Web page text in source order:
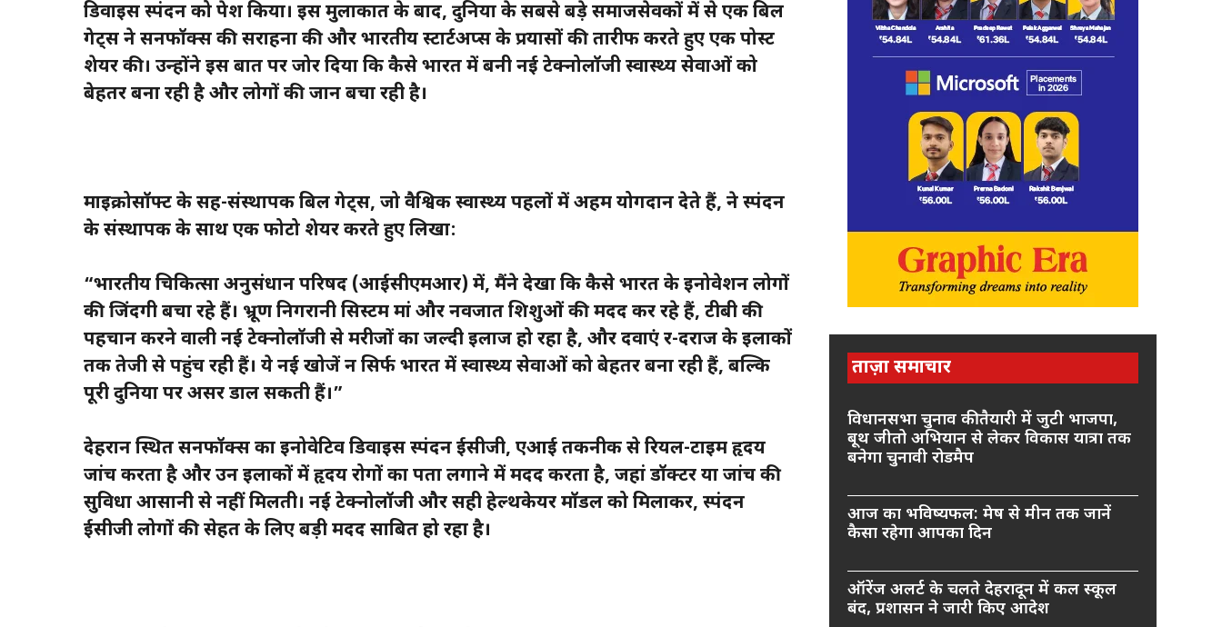
डिवाइस स्पंदन को पेश किया। इस मुलाकात के बाद, दुनिया के सबसे बड़े समाजसेवकों में से एक बिल
गेट्स ने सनफॉक्स की सराहना की और भारतीय स्टार्टअप्स के प्रयासों की तारीफ करते हुए एक पोस्ट
शेयर की। उन्होंने इस बात पर जोर दिया कि कैसे भारत में बनी नई टेक्नोलॉजी स्वास्थ्य सेवाओं को
बेहतर बना रही है और लोगों की जान बचा रही है।
माइक्रोसॉफ्ट के सह-संस्थापक बिल गेट्स, जो वैश्विक स्वास्थ्य पहलों में अहम योगदान देते हैं, ने स्पंदन
के संस्थापक के साथ एक फोटो शेयर करते हुए लिखा:
“भारतीय चिकित्सा अनुसंधान परिषद (आईसीएमआर) में, मैंने देखा कि कैसे भारत के इनोवेशन लोगों
की जिंदगी बचा रहे हैं। भ्रूण निगरानी सिस्टम मां और नवजात शिशुओं की मदद कर रहे हैं, टीबी की
पहचान करने वाली नई टेक्नोलॉजी से मरीजों का जल्दी इलाज हो रहा है, और दवाएं दूर-दराज के इलाकों
तक तेजी से पहुंच रही हैं। ये नई खोजें न सिर्फ भारत में स्वास्थ्य सेवाओं को बेहतर बना रही हैं, बल्कि
पूरी दुनिया पर असर डाल सकती हैं।”
देहरादून स्थित सनफॉक्स का इनोवेटिव डिवाइस स्पंदन ईसीजी, एआई तकनीक से रियल-टाइम हृदय
जांच करता है और उन इलाकों में हृदय रोगों का पता लगाने में मदद करता है, जहां डॉक्टर या जांच की
सुविधा आसानी से नहीं मिलती। नई टेक्नोलॉजी और सही हेल्थकेयर मॉडल को मिलाकर, स्पंदन
ईसीजी लोगों की सेहत के लिए बड़ी मदद साबित हो रहा है।
ताज़ा समाचार
विधानसभा चुनाव की तैयारी में जुटी भाजपा,
बूथ जीतो अभियान से लेकर विकास यात्रा तक
बनेगा चुनावी रोडमैप
आज का भविष्यफल: मेष से मीन तक जानें
कैसा रहेगा आपका दिन
ऑरेंज अलर्ट के चलते देहरादून में कल स्कूल
बंद, प्रशासन ने जारी किए आदेश